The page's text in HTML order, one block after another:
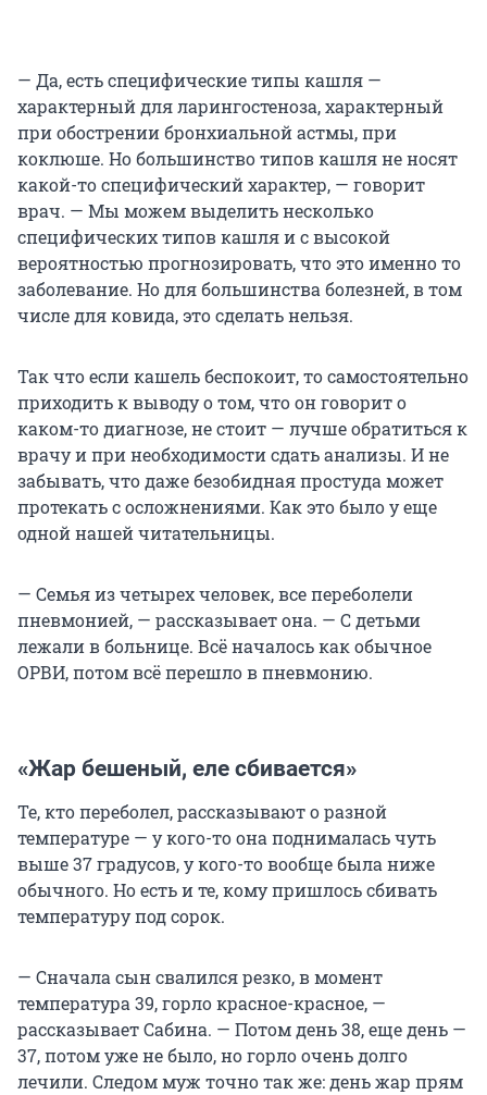
— Да, есть специфические типы кашля —
характерный для ларингостеноза, характерный
при обострении бронхиальной астмы, при
коклюше. Но большинство типов кашля не носят
какой-то специфический характер, — говорит
врач. — Мы можем выделить несколько
специфических типов кашля и с высокой
вероятностью прогнозировать, что это именно то
заболевание. Но для большинства болезней, в том
числе для ковида, это сделать нельзя.
Так что если кашель беспокоит, то самостоятельно
приходить к выводу о том, что он говорит о
каком-то диагнозе, не стоит — лучше обратиться к
врачу и при необходимости сдать анализы. И не
забывать, что даже безобидная простуда может
протекать с осложнениями. Как это было у еще
одной нашей читательницы.
— Семья из четырех человек, все переболели
пневмонией, — рассказывает она. — С детьми
лежали в больнице. Всё началось как обычное
ОРВИ, потом всё перешло в пневмонию.
«Жар бешеный, еле сбивается»
Те, кто переболел, рассказывают о разной
температуре — у кого-то она поднималась чуть
выше 37 градусов, у кого-то вообще была ниже
обычного. Но есть и те, кому пришлось сбивать
температуру под сорок.
— Сначала сын свалился резко, в момент
температура 39, горло красное-красное, —
рассказывает Сабина. — Потом день 38, еще день —
37, потом уже не было, но горло очень долго
лечили. Следом муж точно так же: день жар прям